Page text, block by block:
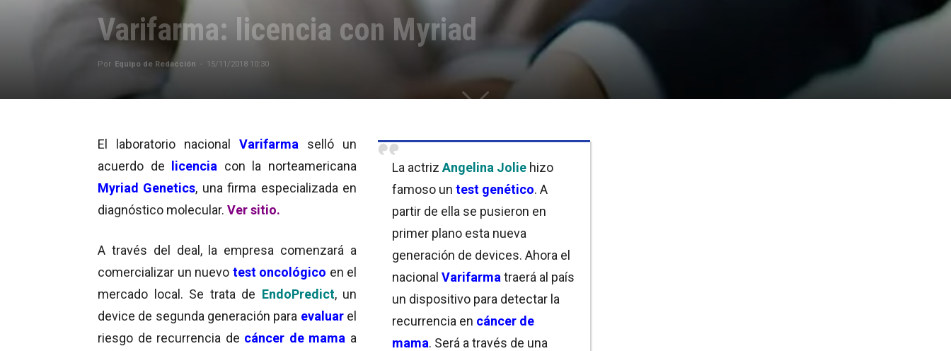
Varifarma: licencia con Myriad
Por Equipo de Redacción - 15/11/2018 10:30
La actriz Angelina Jolie hizo
famoso un test genético. A
partir de ella se pusieron en
primer plano esta nueva
generación de devices. Ahora el
nacional Varifarma traerá al país
un dispositivo para detectar la
recurrencia en cáncer de
mama. Será a través de una
El laboratorio nacional Varifarma selló un
acuerdo de licencia con la norteamericana
Myriad Genetics, una firma especializada en
diagnóstico molecular. Ver sitio.
A través del deal, la empresa comenzará a
comercializar un nuevo test oncológico en el
mercado local. Se trata de EndoPredict, un
device de segunda generación para evaluar el
riesgo de recurrencia de cáncer de mama a